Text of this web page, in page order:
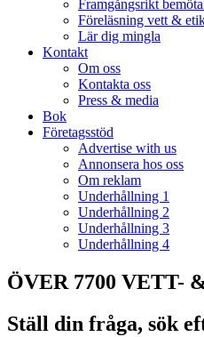
Framgångsrikt
Föreläsning vett &
Lär dig mingla
Kontakt
Om oss
Kontakta oss
Press & media
Bok
Företagsstöd
Advertise with us
Annonsera hos oss
Om reklam
Underhållning 1
Underhållning 2
Underhållning 3
Underhållning 4
ÖVER 7700 VETT-
Ställ din fråga, sök